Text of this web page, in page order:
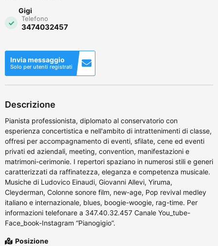
Gigi
Telefono
3474032457
Invia messaggio
Solo per utenti registrati
Descrizione
Pianista professionista, diplomato al conservatorio con
esperienza concertistica e nell'ambito di intrattenimenti di classe,
offresi per accompagnamento di eventi, sfilate, cene ed eventi
privati ed aziendali, meeting, convention, manifestazioni e
matrimoni-cerimonie. I repertori spaziano in numerosi stili e generi
caratterizzati da raffinatezza, eleganza e competenza musicale.
Musiche di Ludovico Einaudi, Giovanni Allevi, Yiruma,
Cleyderman, Colonne sonore film, new-age, Pop revival medley
italiano e internazionale, blues, boogie-woogie, rag-time. Per
informazioni telefonare a 347.40.32.457 Canale You_tube-
Face_book-Instagram “Pianogigio”.
Posizione